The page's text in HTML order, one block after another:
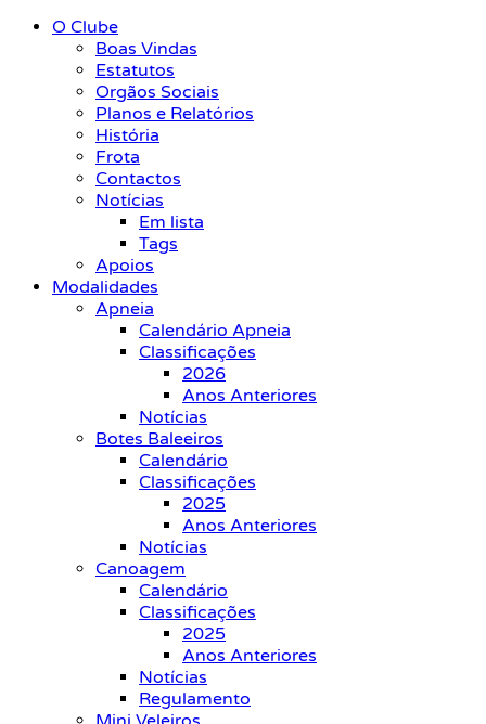
O Clube
Boas Vindas
Estatutos
Orgãos Sociais
Planos e Relatórios
História
Frota
Contactos
Notícias
Em lista
Tags
Apoios
Modalidades
Apneia
Calendário Apneia
Classificações
2026
Anos Anteriores
Notícias
Botes Baleeiros
Calendário
Classificações
2025
Anos Anteriores
Notícias
Canoagem
Calendário
Classificações
2025
Anos Anteriores
Notícias
Regulamento